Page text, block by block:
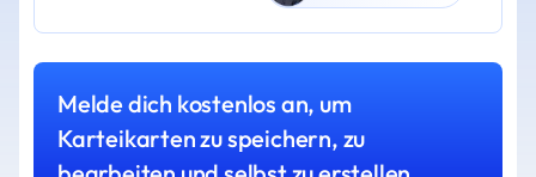
Melde dich kostenlos an, um
Karteikarten zu speichern, zu